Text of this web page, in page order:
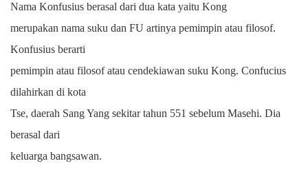
Nama Konfusius berasal dari dua kata yaitu Kong
merupakan nama suku dan FU artinya pemimpin atau filosof.
Konfusius berarti
pemimpin atau filosof atau cendekiawan suku Kong. Confucius
dilahirkan di kota
Tse, daerah Sang Yang sekitar tahun 551 sebelum Masehi. Dia
berasal dari
keluarga bangsawan.